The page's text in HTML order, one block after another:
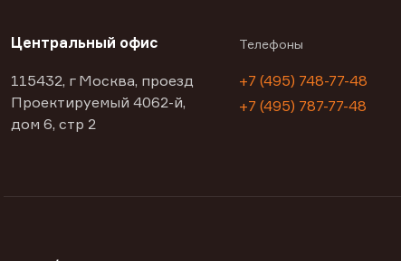
Центральный офис
115432, г Москва, проезд
Проектируемый 4062-й,
дом 6, стр 2
Телефоны
+7 (495) 748-77-48
+7 (495) 787-77-48